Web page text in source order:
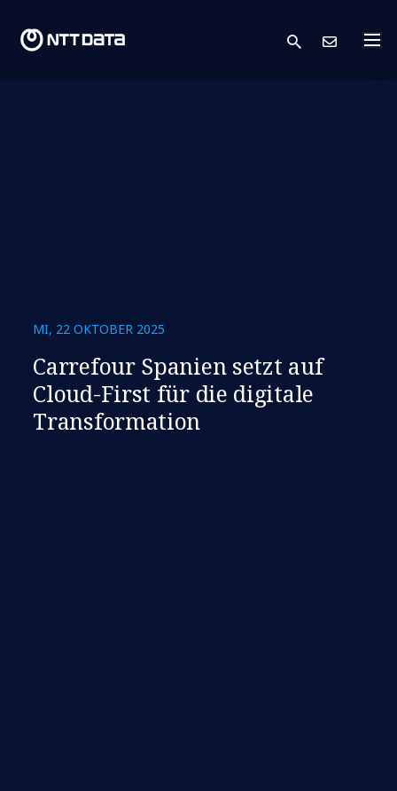
search
MI, 22 OKTOBER 2025
Carrefour Spanien setzt auf
Cloud-First für die digitale
Transformation